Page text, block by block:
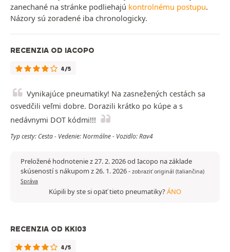
zanechané na stránke podliehajú kontrolnému postupu.
Názory sú zoradené iba chronologicky.
RECENZIA OD IACOPO
4/5
Vynikajúce pneumatiky! Na zasnežených cestách sa
osvedčili veľmi dobre. Dorazili krátko po kúpe a s
nedávnymi DOT kódmi!!!
Typ cesty: Cesta - Vedenie: Normálne - Vozidlo: Rav4
Preložené hodnotenie z 27. 2. 2026 od Iacopo na základe
skúseností s nákupom z 26. 1. 2026- zobraziť originál (taliančina)
Správa
Kúpili by ste si opäť tieto pneumatiky?ÁNO
RECENZIA OD KKI03
4/5